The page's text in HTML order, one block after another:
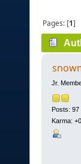
Pages: [1]
Jr.
Posts: 97
Karma: